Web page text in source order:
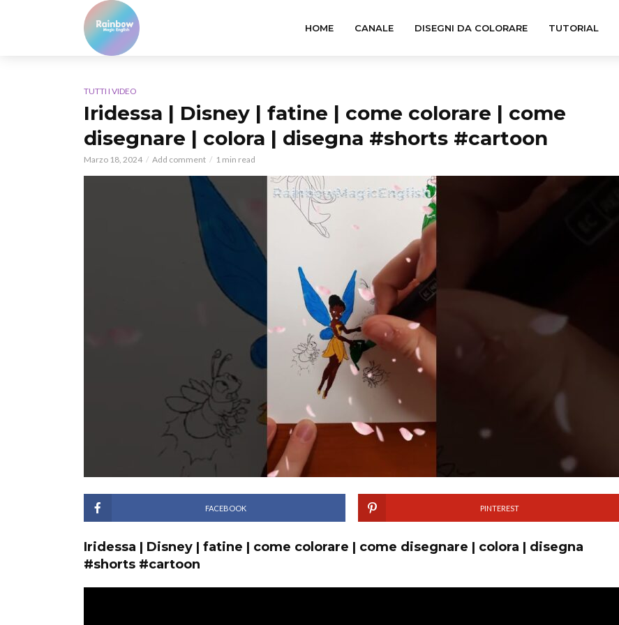
HOME CANALE DISEGNI DA COLORARE TUTORIAL
TUTTI I VIDEO
Iridessa | Disney | fatine | come colorare | come
disegnare | colora | disegna #shorts #cartoon
Marzo 18, 2024 Add comment 1 min read
FACEBOOK PINTEREST
Iridessa | Disney | fatine | come colorare | come disegnare | colora | disegna
#shorts #cartoon